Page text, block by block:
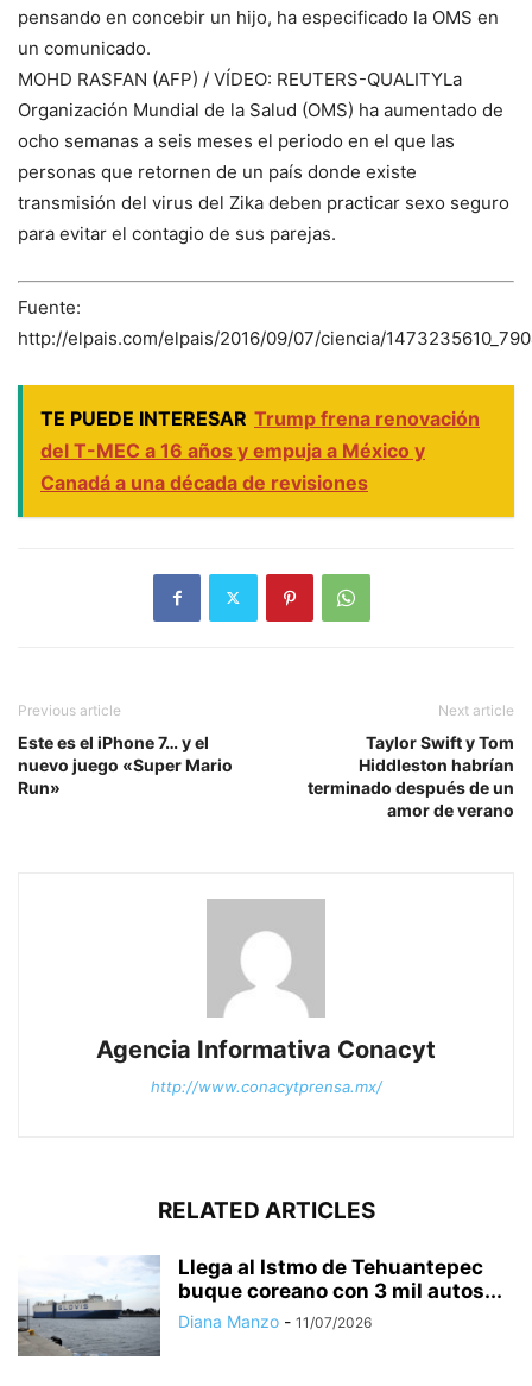
pensando en concebir un hijo, ha especificado la OMS en
un comunicado.
MOHD RASFAN (AFP) / VÍDEO: REUTERS-QUALITYLa
Organización Mundial de la Salud (OMS) ha aumentado de
ocho semanas a seis meses el periodo en el que las
personas que retornen de un país donde existe
transmisión del virus del Zika deben practicar sexo seguro
para evitar el contagio de sus parejas.
Fuente:
http://elpais.com/elpais/2016/09/07/ciencia/
TE PUEDE INTERESAR Trump frena renovación
del T-MEC a 16 años y empuja a México y
Canadá a una década de revisiones
Previous article
Este es el iPhone 7… y el
nuevo juego «Super Mario
Run»
Next article
Taylor Swift y Tom
Hiddleston habrían
terminado después de un
amor de verano
Agencia Informativa Conacyt
http://www.conacytprensa.mx/
RELATED ARTICLES
Llega al Istmo de Tehuantepec
buque coreano con 3 mil autos...
Diana Manzo - 11/07/2026